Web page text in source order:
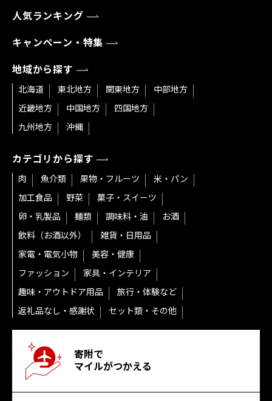
人気ランキング
キャンペーン・特集
地域から探す
北海道 東北地方 関東地方
中部地方
近畿地方
中国地方
四国地方
九州地方
沖縄
カテゴリから探す
肉 魚介類 果物・フルーツ
米・パン
加工食品
野菜
菓子・スイーツ
卵・乳製品
麺類 調味料・油
お酒
飲料（お酒以外）
雑貨・日用品
家電・電気小物
美容・健康
ファッション
家具・インテリア
趣味・アウトドア用品
旅行・体験など
返礼品なし・感謝状
セット類・その他
寄附で
マイルがつかえる